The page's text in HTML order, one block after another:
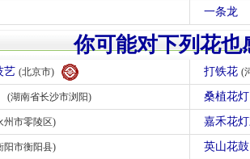
一条龙
你可能对下列花也
艺 (北京市) 打铁花 (
(湖南省长沙市浏阳) 桑植花
州市零陵区) 嘉禾花
阳市衡阳县) 英山花